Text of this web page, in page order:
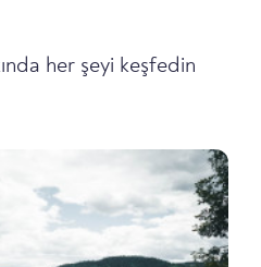
her şeyi keşfedin